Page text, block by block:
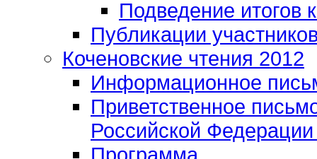
Подведение итогов
Публикации
Коченовские чтения 2012
Информационное
Приветственное
Российской